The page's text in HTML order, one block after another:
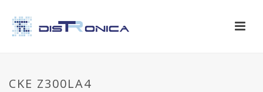
CKE Z300LA4